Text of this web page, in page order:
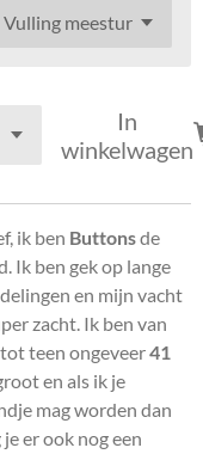
In
winkelwagen
ik ben Buttonsde
Ik ben gek op lange
en mijn vacht
zacht. Ik ben van
teen ongeveer41
en als ik je
mag worden dan
er ook nog een